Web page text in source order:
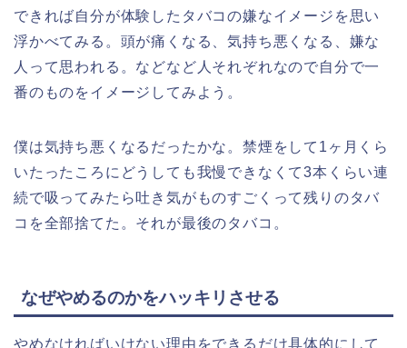
できれば自分が体験したタバコの嫌なイメージを思い
浮かべてみる。頭が痛くなる、気持ち悪くなる、嫌な
人って思われる。などなど人それぞれなので自分で一
番のものをイメージしてみよう。
僕は気持ち悪くなるだったかな。禁煙をして1ヶ月くら
いたったころにどうしても我慢できなくて3本くらい連
続で吸ってみたら吐き気がものすごくって残りのタバ
コを全部捨てた。それが最後のタバコ。
なぜやめるのかをハッキリさせる
やめなければいけない理由をできるだけ具体的にして